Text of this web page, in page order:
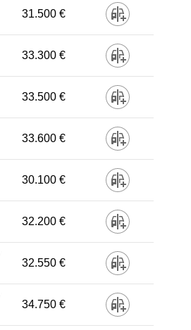
31.500 €
33.300 €
33.500 €
33.600 €
30.100 €
32.200 €
32.550 €
34.750 €